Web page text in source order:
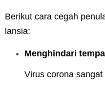
Berikut cara cegah
lansia:
Menghindari
Virus corona